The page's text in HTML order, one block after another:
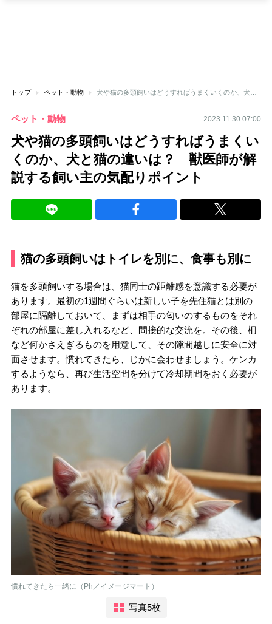
トップ ペット・動物
ペット・動物 2023.11.30 07:00
犬や猫の多頭飼いはどうすればうまくい
くのか、犬と猫の違いは？ 獣医師が解
説する飼い主の気配りポイント
猫の多頭飼いはトイレを別に、食事も別に
猫を多頭飼いする場合は、猫同士の距離感を意識する必要が
あります。最初の1週間ぐらいは新しい子を先住猫とは別の
部屋に隔離しておいて、まずは相手の匂いのするものをそれ
ぞれの部屋に差し入れるなど、間接的な交流を。その後、柵
など何かさえぎるものを用意して、その隙間越しに安全に対
面させます。慣れてきたら、じかに会わせましょう。ケンカ
するようなら、再び生活空間を分けて冷却期間をおく必要が
あります。
慣れてきたら一緒に（Ph／イメージマート）
写真5枚